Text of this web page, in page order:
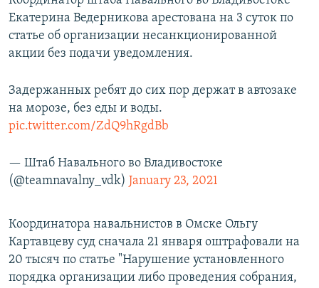
Екатерина Ведерникова арестована на 3 суток по
статье об организации несанкционированной
акции без подачи уведомления.
Задержанных ребят до сих пор держат в автозаке
на морозе, без еды и воды.
pic.twitter.com/ZdQ9hRgdBb
— Штаб Навального во Владивостоке
(@teamnavalny_vdk) January 23, 2021
Координатора навальнистов в Омске Ольгу
Картавцеву суд сначала 21 января оштрафовали на
20 тысяч по статье "Нарушение установленного
порядка организации либо проведения собрания,